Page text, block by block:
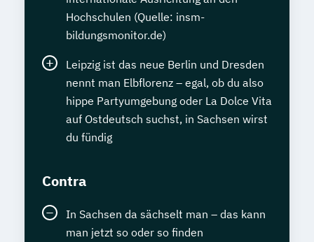
Hochschulen (Quelle: insm-
bildungsmonitor.de)
Leipzig ist das neue Berlin und Dresden
nennt man Elbflorenz – egal, ob du also
hippe Partyumgebung oder La Dolce Vita
auf Ostdeutsch suchst, in Sachsen wirst
du fündig
Contra
In Sachsen da sächselt man – das kann
man jetzt so oder so finden